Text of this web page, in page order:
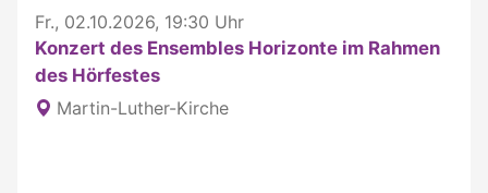
Fr., 02.10.2026, 19:30 Uhr
Konzert des Ensembles Horizonte im Rahmen
des Hörfestes
Martin-Luther-Kirche